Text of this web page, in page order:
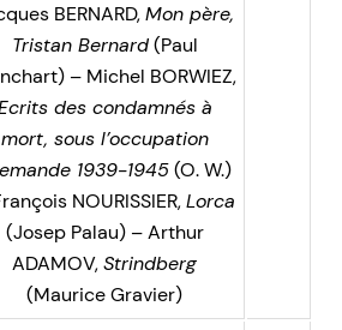
BERNARD,Mon père,
Tristan Bernard(Paul
– Michel BORWIEZ,
des condamnés à
mort, sous l’occupation
1939-1945(O. W.)
NOURISSIER,Lorca
(Josep Palau) – Arthur
ADAMOV,Strindberg
(Maurice Gravier)